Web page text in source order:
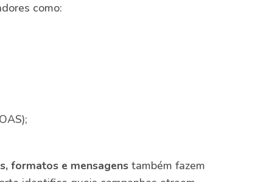
como:
formatos e mensagens também fazem